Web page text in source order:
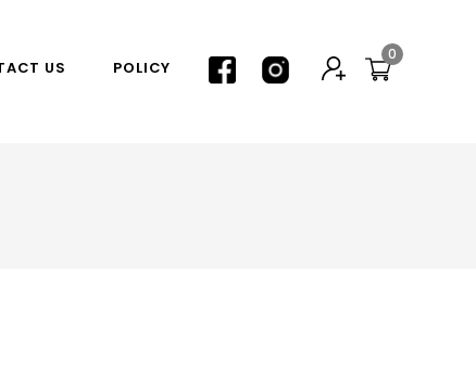
0
US POLICY